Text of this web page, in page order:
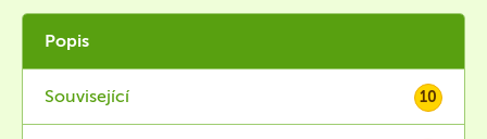
Popis
Související 10